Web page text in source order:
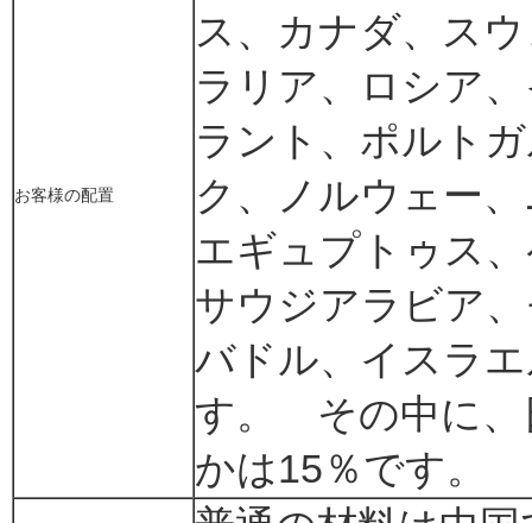
お客様の配置
ス、カナダ、ス
ラリア、ロシア
ラント、ポルト
ク、ノルウェー
エギュプトゥス
サウジアラビア
バドル、イスラ
す。 その中に、
かは15％です。